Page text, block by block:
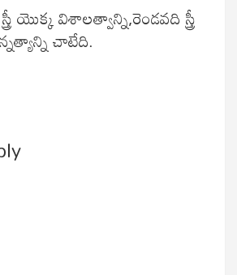
యొక్క విశాలత్వాన్ని,రెండవది స్త్రీ
చాటేది.